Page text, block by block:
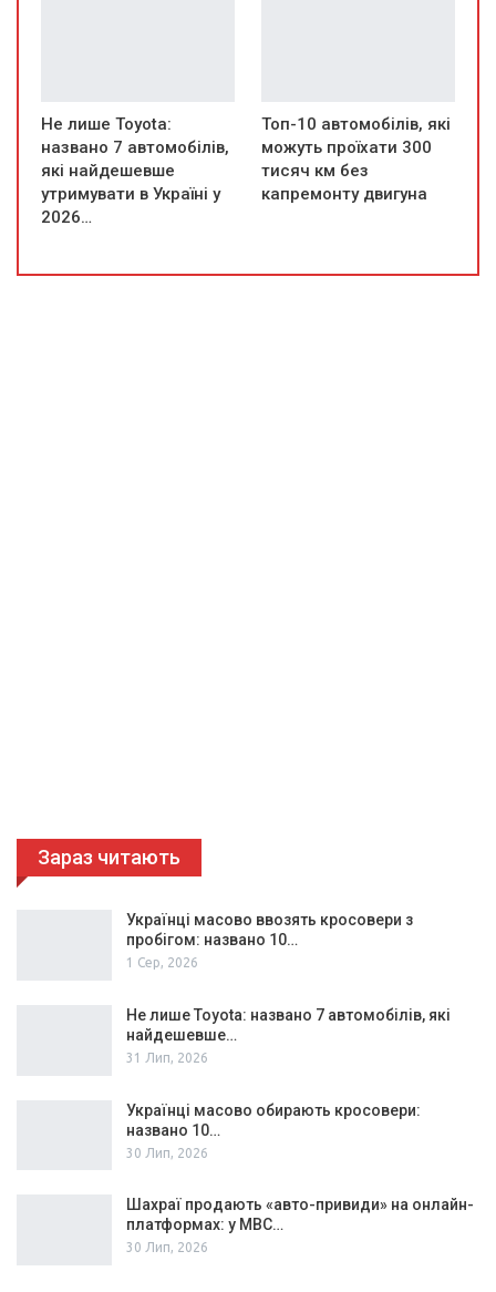
Не лише Toyota:
названо 7 автомобілів,
які найдешевше
утримувати в Україні у
2026…
Топ-10 автомобілів, які
можуть проїхати 300
тисяч км без
капремонту двигуна
Зараз читають
Українці масово ввозять кросовери з
пробігом: названо 10…
1 Сер, 2026
Не лише Toyota: названо 7 автомобілів, які
найдешевше…
31 Лип, 2026
Українці масово обирають кросовери:
названо 10…
30 Лип, 2026
Шахраї продають «авто-привиди» на онлайн-
платформах: у МВС…
30 Лип, 2026